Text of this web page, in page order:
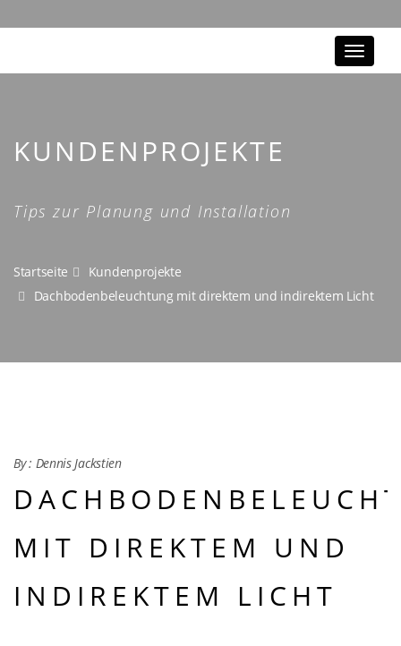
Toggle
KUNDENPROJEKTE
Tips zur Planung und Installation
Startseite
Kundenprojekte
Dachbodenbeleuchtung mit direktem und indirektem Licht
By : Dennis Jackstien
MIT DIREKTEM UND
INDIREKTEM LICHT